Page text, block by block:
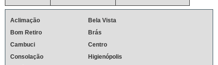
Aclimação
Bela Vista
Bom Retiro
Brás
Cambuci
Centro
Consolação
Higienópolis